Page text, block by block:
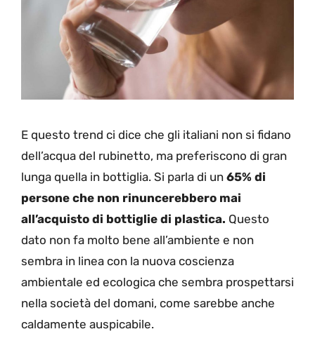
E questo trend ci dice che gli italiani non si fidano
dell’acqua del rubinetto, ma preferiscono di gran
lunga quella in bottiglia. Si parla di un 65% di
persone che non rinuncerebbero mai
all’acquisto di bottiglie di plastica. Questo
dato non fa molto bene all’ambiente e non
sembra in linea con la nuova coscienza
ambientale ed ecologica che sembra prospettarsi
nella società del domani, come sarebbe anche
caldamente auspicabile.